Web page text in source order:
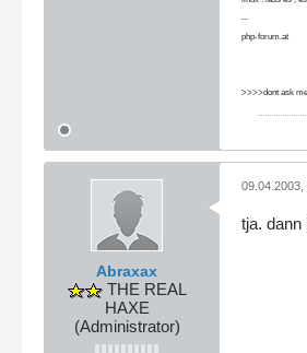
--
php-forum.at
>>>>dont ask
Abraxax
THE REAL
HAXE
(Administrator)
09.04.2003,
tja. dann